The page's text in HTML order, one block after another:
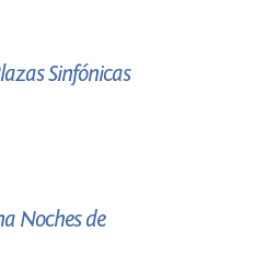
Sinfónicas
Noches de